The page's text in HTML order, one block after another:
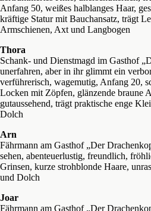
Anfang 50, weißes halblanges Haar,
kräftige Statur mit Bauchansatz, trägt
Armschienen, Axt und Langbogen
Thora
Schank- und Dienstmagd im Gasthof
unerfahren, aber in ihr glimmt ein
verführerisch, wagemutig, Anfang 20,
Locken mit Zöpfen, glänzende braune
gutaussehend, trägt praktische enge
Dolch
Arn
Fährmann am Gasthof „Der
sehen, abenteuerlustig, freundlich,
Grinsen, kurze strohblonde Haare,
und Dolch
Joar
Fährmann am Gasthof „Der